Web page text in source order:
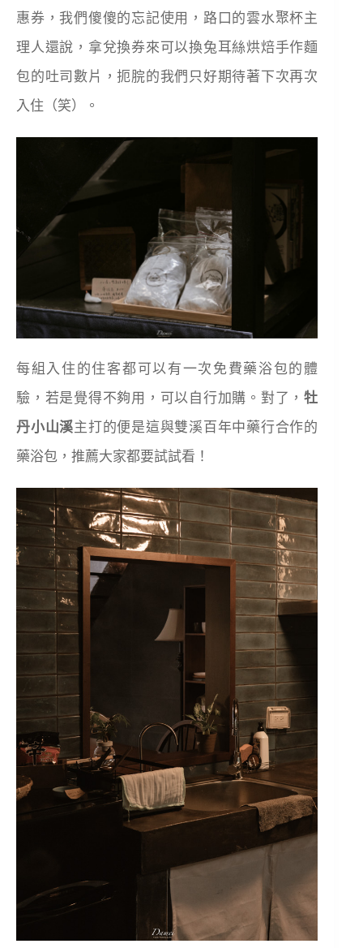
惠券，我們傻傻的忘記使用，路口的雲水聚杯主
理人還說，拿兌換券來可以換兔耳絲烘焙手作麵
包的吐司數片，扼脘的我們只好期待著下次再次
入住（笑）。
每組入住的住客都可以有一次免費藥浴包的體
驗，若是覺得不夠用，可以自行加購。對了，牡
丹小山溪主打的便是這與雙溪百年中藥行合作的
藥浴包，推薦大家都要試試看！